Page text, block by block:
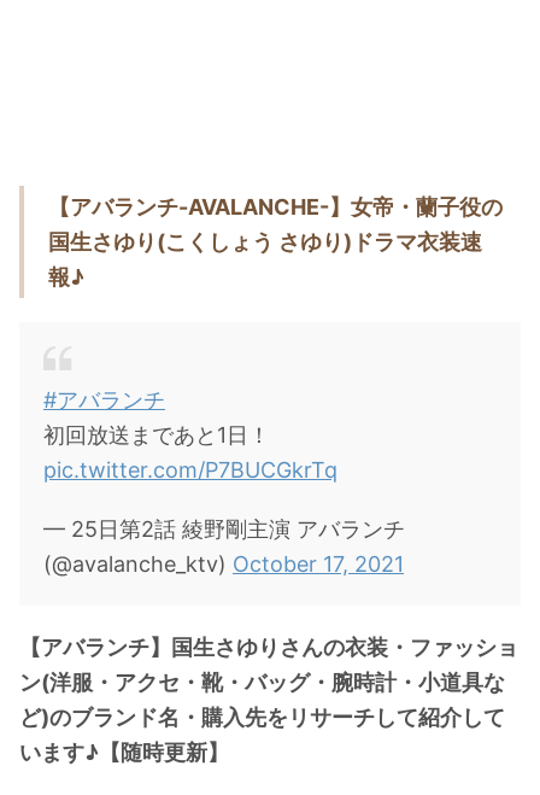
深田恭子
芳根京子
北川景子
・目黒蓮
・京本大我
赤楚衛二
木村拓哉（キムタク）
・玉森裕太
・岡田将生
・永瀬廉
平野紫耀
【アバランチ-AVALANCHE-】女帝・蘭子役の
国生さゆり(こくしょう さゆり)ドラマ衣装速
報♪
#アバランチ
初回放送まであと1日！
pic.twitter.com/P7BUCGkrTq
— 25日第2話 綾野剛主演 アバランチ
(@avalanche_ktv) October 17, 2021
【アバランチ】国生さゆりさんの衣装・ファッショ
ン(洋服・アクセ・靴・バッグ・腕時計・小道具な
ど)のブランド名・購入先をリサーチして紹介して
います♪【随時更新】